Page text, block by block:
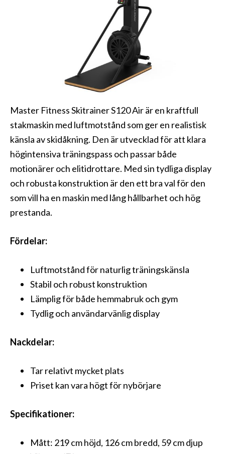
Master Fitness Skitrainer S120 Air är en kraftfull
stakmaskin med luftmotstånd som ger en realistisk
känsla av skidåkning. Den är utvecklad för att klara
högintensiva träningspass och passar både
motionärer och elitidrottare. Med sin tydliga display
och robusta konstruktion är den ett bra val för den
som vill ha en maskin med lång hållbarhet och hög
prestanda.
Fördelar:
Luftmotstånd för naturlig träningskänsla
Stabil och robust konstruktion
Lämplig för både hemmabruk och gym
Tydlig och användarvänlig display
Nackdelar:
Tar relativt mycket plats
Priset kan vara högt för nybörjare
Specifikationer:
Mått: 219 cm höjd, 126 cm bredd, 59 cm djup